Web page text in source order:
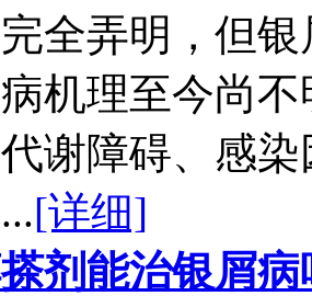
全弄明，但
机理至今尚
谢障碍、感
[详细]
剂能治银屑